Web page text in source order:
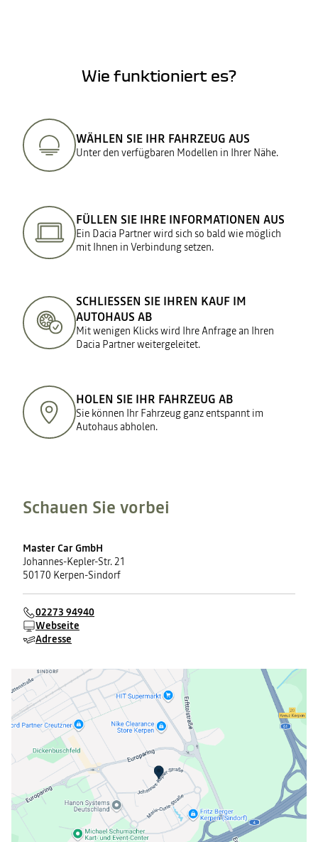
Wie funktioniert es?
WÄHLEN SIE IHR FAHRZEUG AUS
Unter den verfügbaren Modellen in Ihrer Nähe.
FÜLLEN SIE IHRE INFORMATIONEN AUS
Ein Dacia Partner wird sich so bald wie möglich
mit Ihnen in Verbindung setzen.
SCHLIESSEN SIE IHREN KAUF IM
AUTOHAUS AB
Mit wenigen Klicks wird Ihre Anfrage an Ihren
Dacia Partner weitergeleitet.
HOLEN SIE IHR FAHRZEUG AB
Sie können Ihr Fahrzeug ganz entspannt im
Autohaus abholen.
Schauen Sie vorbei
Master Car GmbH
Johannes-Kepler-Str. 21
50170 Kerpen-Sindorf
02273 94940
Webseite
Adresse